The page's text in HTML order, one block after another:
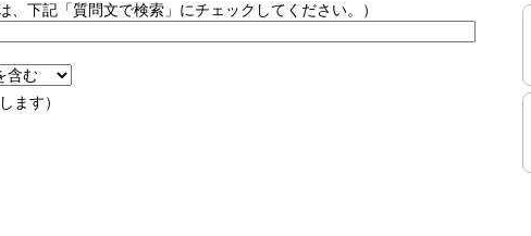
下記「質問文で検索」にチェックしてください。）
ます）